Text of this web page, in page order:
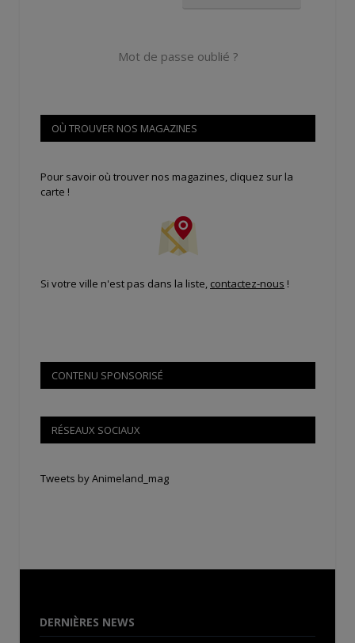
Mot de passe oublié ?
OÙ TROUVER NOS MAGAZINES
Pour savoir où trouver nos magazines, cliquez sur la
carte !
Si votre ville n'est pas dans la liste, contactez-nous !
CONTENU SPONSORISÉ
RÉSEAUX SOCIAUX
Tweets by Animeland_mag
DERNIÈRES NEWS